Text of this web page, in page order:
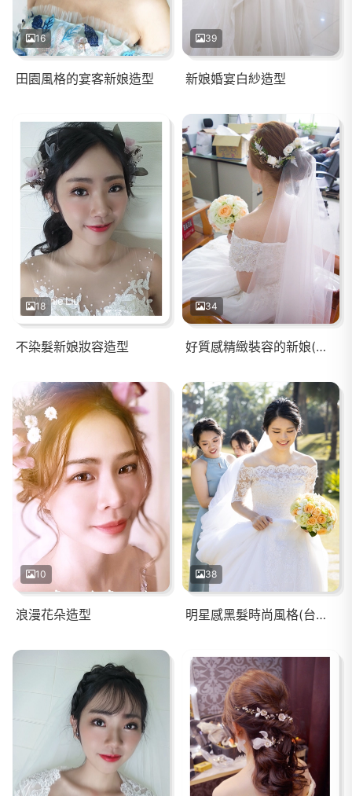
16
田園風格的宴客新娘造型
39
新娘婚宴白紗造型
18
不染髮新娘妝容造型
34
好質感精緻裝容的新娘(嘉義婚宴)
10
浪漫花朵造型
38
明星感黑髮時尚風格(台南桂田)